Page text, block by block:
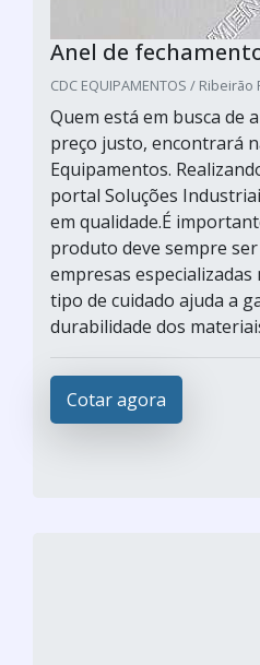
Anel de
CDC EQUIPAMENTOS / Ribeirão
Quem está em busca de
preço justo, encontrará
Equipamentos.
portal Soluções
em qualidade.É
produto deve sempre
empresas especializadas
tipo de cuidado ajuda a
durabilidade dos
Cotar agora